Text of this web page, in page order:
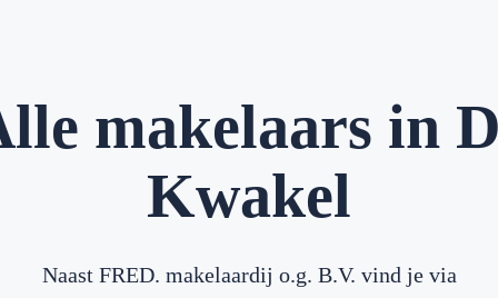
makelaars in
Kwakel
Naast FRED. makelaardij o.g. B.V. vind je via